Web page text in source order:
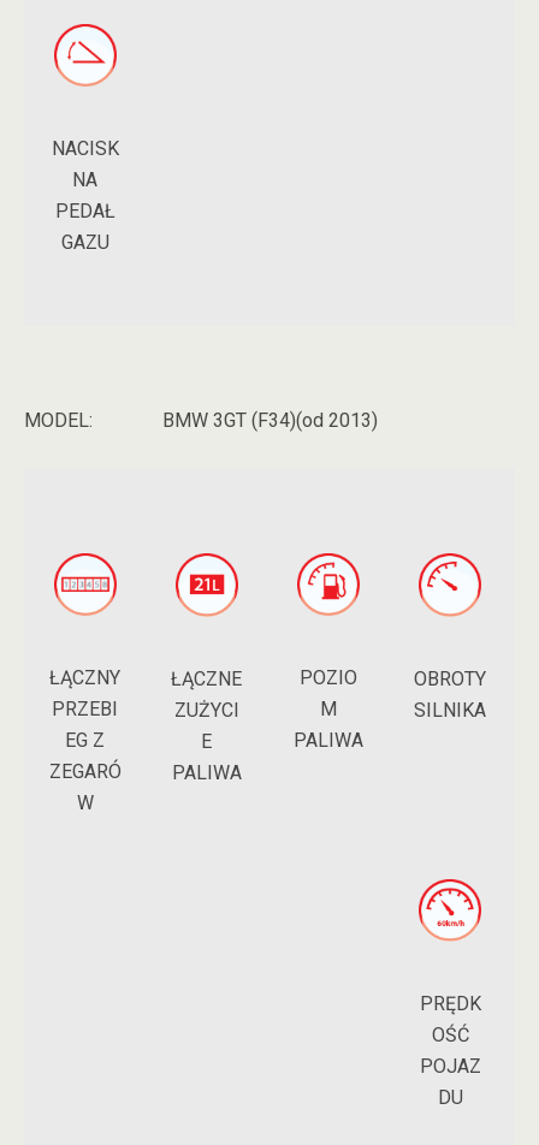
NACISK
NA
PEDAŁ
GAZU
MODEL: BMW 3GT (F34)(od 2013)
ŁĄCZNY
PRZEBI
EG Z
ZEGARÓ
W
ŁĄCZNE
ZUŻYCI
E
PALIWA
POZIO
M
PALIWA
OBROTY
SILNIKA
PRĘDK
OŚĆ
POJAZ
DU